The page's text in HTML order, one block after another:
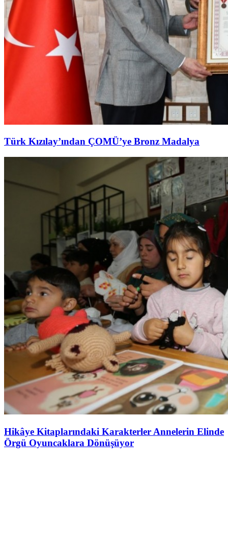
Türk Kızılay’ından ÇOMÜ’ye Bronz Madalya
Hikâye Kitaplarındaki Karakterler Annelerin Elinde
Örgü Oyuncaklara Dönüşüyor